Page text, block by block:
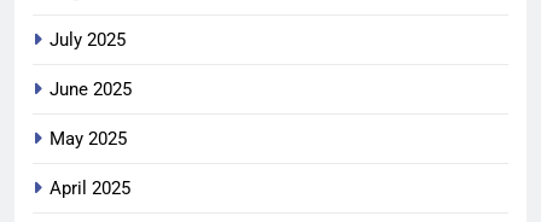
July 2025
June 2025
May 2025
April 2025